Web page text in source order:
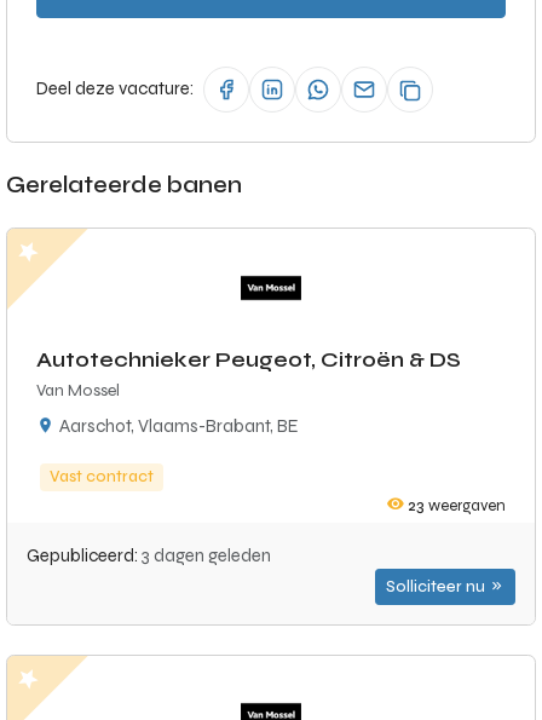
Deel deze vacature:
Gerelateerde banen
Autotechnieker Peugeot, Citroën & DS
Van Mossel
Aarschot, Vlaams-Brabant, BE
Vast contract
23 weergaven
Gepubliceerd: 3 dagen geleden
Solliciteer nu